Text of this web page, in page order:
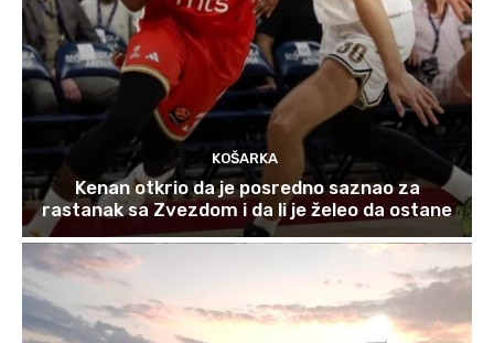
KOŠARKA
Kenan otkrio da je posredno saznao za
rastanak sa Zvezdom i da li je želeo da ostane